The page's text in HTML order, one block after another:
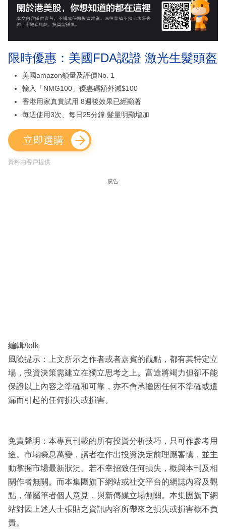
限時優惠：美國FDA認證 激光生髮頭盔
美國amazon鎖量及評價No. 1
輸入「NMG100」優惠碼額外減$100
香港用家真實試用 8週後效果已經顯著
每週使用3次、每日25分鐘 髮量明顯增加
立即選購
資料由客戶提供
廣告
編輯/tolk
風險提示：上文所示之作者或者嘉賓的觀點，都有其特定立
場，投資決策需建立在獨立思考之上。富途將竭力但卻不能
保證以上內容之準確和可靠，亦不會承擔因任何不準確或遺
漏而引起的任何損失或損害。
免責聲明：本專頁刊載的所有投資分析技巧，只可作參考用
途。市場瞬息萬變，讀者在作出投資決定前理應審慎，並主
動掌握市場最新狀況。若不幸招致任何損失，概與本刊及相
關作者無關。而本集團旗下網站或社交平台的網誌內容及觀
點，僅屬筆者個人意見，與新傳媒立場無關。本集團旗下網
站對因上述人士張貼之資訊內容所帶來之損失或損害概不負
責。